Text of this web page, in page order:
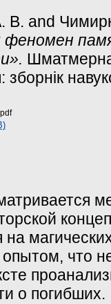
В. and
зборнік
на
что
о погибших.